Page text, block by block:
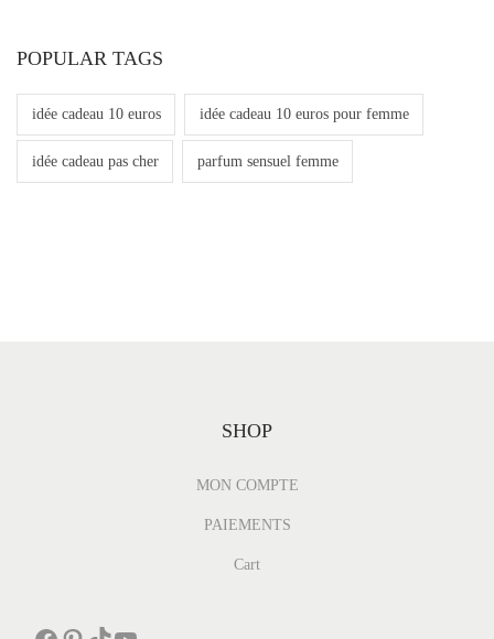
POPULAR TAGS
idée cadeau 10 euros idée cadeau 10 euros pour femme
idée cadeau pas cher parfum sensuel femme
SHOP
MON COMPTE
PAIEMENTS
Cart